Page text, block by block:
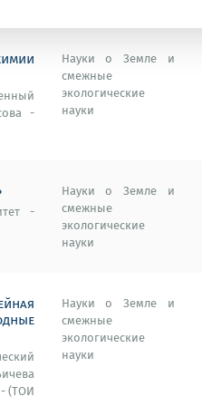
-
Науки о Земле и
смежные
экологические
науки
-
Науки о Земле и
смежные
экологические
науки
(ТОИ
Науки о Земле и
смежные
экологические
науки